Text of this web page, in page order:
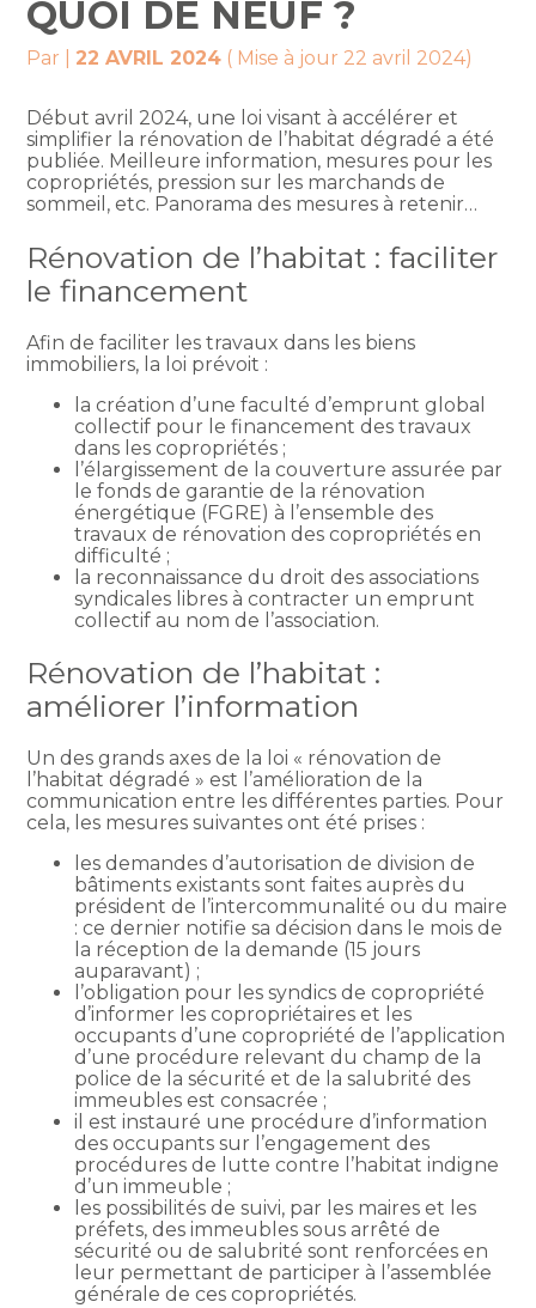
QUOI DE NEUF ?
Par 22 AVRIL 2024 ( Mise à jour 22 avril 2024)
Début avril 2024, une loi visant à accélérer et
simplifier la rénovation de l’habitat dégradé a été
publiée. Meilleure information, mesures pour les
copropriétés, pression sur les marchands de
sommeil, etc. Panorama des mesures à retenir…
Rénovation de l’habitat : faciliter
le financement
Afin de faciliter les travaux dans les biens
immobiliers, la loi prévoit :
la création d’une faculté d’emprunt global
collectif pour le financement des travaux
dans les copropriétés ;
l’élargissement de la couverture assurée par
le fonds de garantie de la rénovation
énergétique (FGRE) à l’ensemble des
travaux de rénovation des copropriétés en
difficulté ;
la reconnaissance du droit des associations
syndicales libres à contracter un emprunt
collectif au nom de l’association.
Rénovation de l’habitat :
améliorer l’information
Un des grands axes de la loi « rénovation de
l’habitat dégradé » est l’amélioration de la
communication entre les différentes parties. Pour
cela, les mesures suivantes ont été prises :
les demandes d’autorisation de division de
bâtiments existants sont faites auprès du
président de l’intercommunalité ou du maire
: ce dernier notifie sa décision dans le mois de
la réception de la demande (15 jours
auparavant) ;
l’obligation pour les syndics de copropriété
d’informer les copropriétaires et les
occupants d’une copropriété de l’application
d’une procédure relevant du champ de la
police de la sécurité et de la salubrité des
immeubles est consacrée ;
il est instauré une procédure d’information
des occupants sur l’engagement des
procédures de lutte contre l’habitat indigne
d’un immeuble ;
les possibilités de suivi, par les maires et les
préfets, des immeubles sous arrêté de
sécurité ou de salubrité sont renforcées en
leur permettant de participer à l’assemblée
générale de ces copropriétés.